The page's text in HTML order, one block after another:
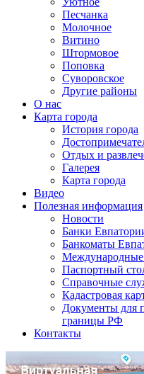
Песчанка
Молочное
Витино
Штормовое
Поповка
Суворовское
Другие районы
О нас
Карта города
История города
Отдых и
Галерея
Карта города
Видео
Полезная информация
Новости
Банки
Банкоматы
Паспортный
Справочные
Кадастровая
Документы для
границы РФ
Контакты